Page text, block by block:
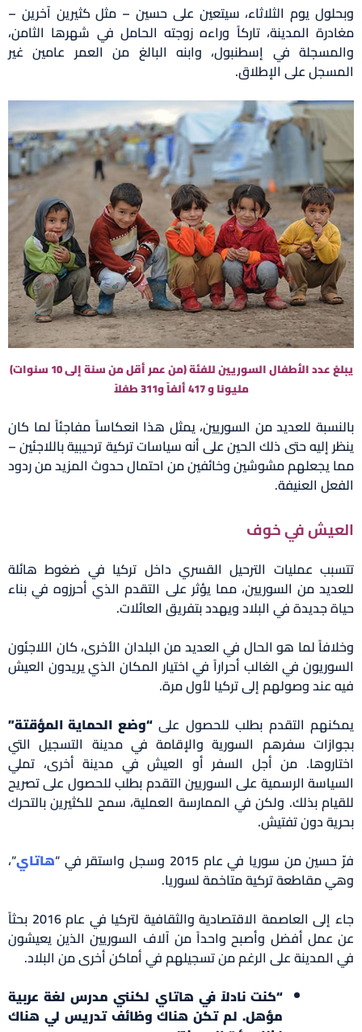
وبحلول يوم الثلاثاء، سيتعين على حسين – مثل كثيرين آخرين –
مغادرة المدينة، تاركاً وراءه زوجته الحامل في شهرها الثامن،
والمسجلة في إسطنبول، وابنه البالغ من العمر عامين غير
المسجل على الإطلاق.
يبلغ عدد الأطفال السوريين للفئة (من عمر أقل من سنة إلى 10 سنوات)
مليونا و 417 ألفاً و311 طفلاً
بالنسبة للعديد من السوريين، يمثل هذا انعكاساً مفاجئاً لما كان
ينظر إليه حتى ذلك الحين على أنه سياسات تركية ترحيبية باللاجئين –
مما يجعلهم مشوشين وخائفين من احتمال حدوث المزيد من ردود
الفعل العنيفة.
العيش في خوف
تتسبب عمليات الترحيل القسري داخل تركيا في ضغوط هائلة
للعديد من السوريين، مما يؤثر على التقدم الذي أحرزوه في بناء
حياة جديدة في البلاد ويهدد بتفريق العائلات.
وخلافاً لما هو الحال في العديد من البلدان الأخرى، كان اللاجئون
السوريون في الغالب أحراراً في اختيار المكان الذي يريدون العيش
فيه عند وصولهم إلى تركيا لأول مرة.
يمكنهم التقدم بطلب للحصول على“وضع الحماية المؤقتة”
بجوازات سفرهم السورية والإقامة في مدينة التسجيل التي
اختاروها. من أجل السفر أو العيش في مدينة أخرى، تملي
السياسة الرسمية على السوريين التقدم بطلب للحصول على تصريح
للقيام بذلك. ولكن في الممارسة العملية، سمح للكثيرين بالتحرك
بحرية دون تفتيش.
فرّ حسين من سوريا في عام 2015 وسجل واستقر في “
هاتاي“،
وهي مقاطعة تركية متاخمة لسوريا.
جاء إلى العاصمة الاقتصادية والثقافية لتركيا في عام 2016 بحثاً
عن عمل أفضل وأصبح واحداً من آلاف السوريين الذين يعيشون
في المدينة على الرغم من تسجيلهم في أماكن أخرى من البلاد.
“كنت نادلاً في هاتاي لكنني مدرس لغة عربية
مؤهل. لم تكن هناك وظائف تدريس لي هناك